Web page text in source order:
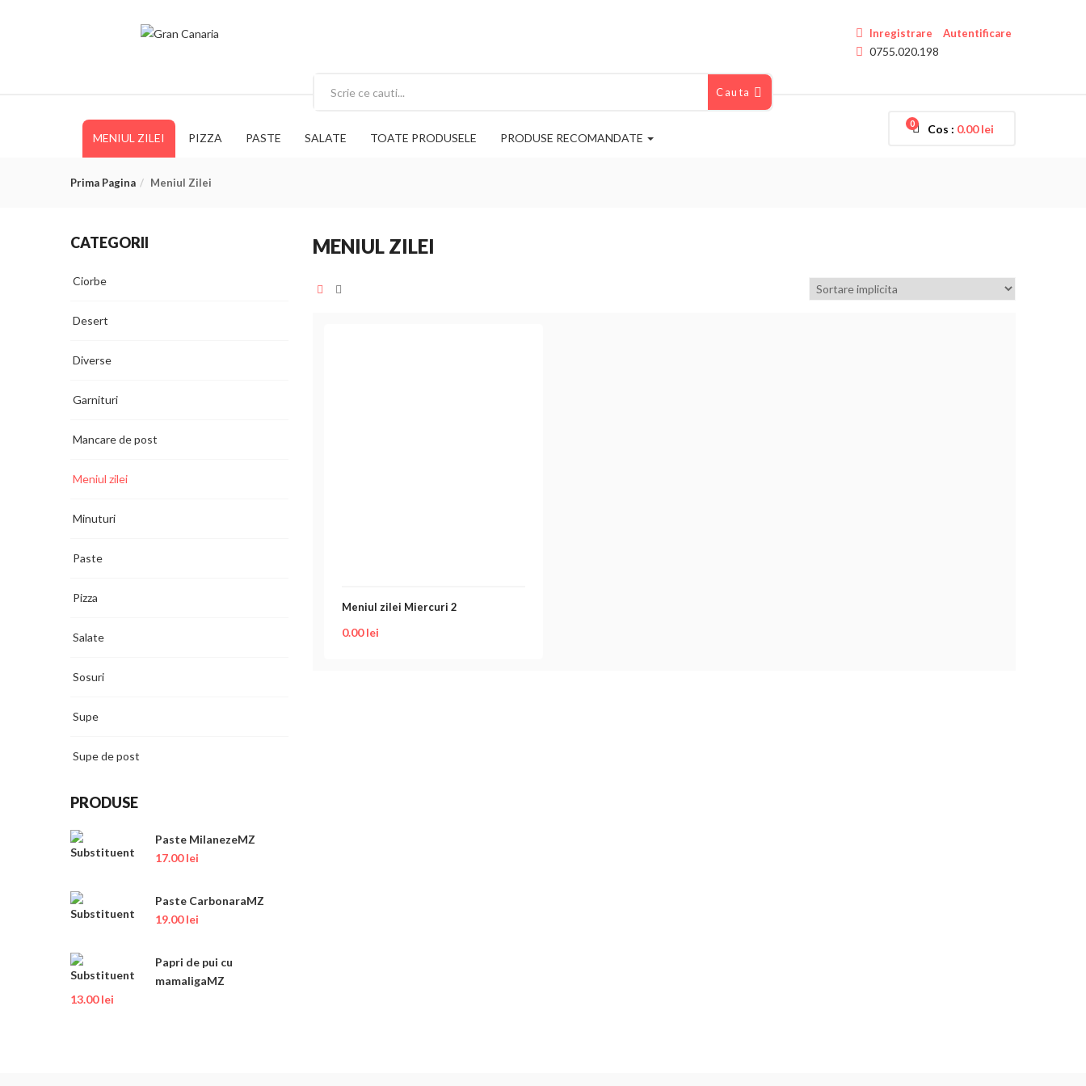
Inregistrare Autentificare
0755.020.198
Cauta
MENIUL ZILEI PIZZA PASTE SALATE TOATE PRODUSELE PRODUSE RECOMANDATE
Cos : 0.00lei
0
Prima Pagina Meniul Zilei
MENIUL ZILEI
Meniul zilei Miercuri 2
0.00lei
CATEGORII
Ciorbe
Desert
Diverse
Garnituri
Mancare de post
Meniul zilei
Minuturi
Paste
Pizza
Salate
Sosuri
Supe
Supe de post
PRODUSE
Paste MilanezeMZ
17.00lei
Paste CarbonaraMZ
19.00lei
Papri de pui cu
mamaligaMZ
13.00lei